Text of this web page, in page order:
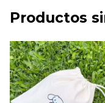
Productos